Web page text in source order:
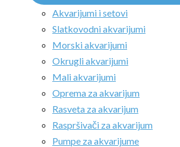
Akvarijumi i setovi
Slatkovodni akvarijumi
Morski akvarijumi
Okrugli akvarijumi
Mali akvarijumi
Oprema za akvarijum
Rasveta za akvarijum
Raspršivači za akvarijum
Pumpe za akvarijume